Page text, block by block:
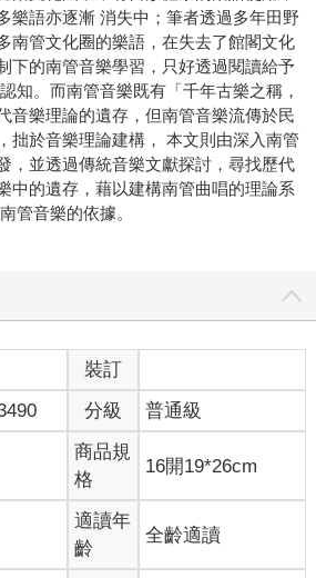
樂語亦逐漸 消失中；筆者透過多年田野
南管文化圈的樂語，在失去了館閣文化
下的南管音樂學習，只好透過閱讀給予
知。而南管音樂既有「千年古樂之稱，
音樂理論的遺存，但南管音樂流傳於民
拙於音樂理論建構， 本文則由深入南管
，並透過傳統音樂文獻探討，尋找歷代
中的遺存，藉以建構南管曲唱的理論系
管音樂的依據。
裝訂
分級 普通級
商品規
格
16開19*26cm
適讀年
齡
全齡適讀